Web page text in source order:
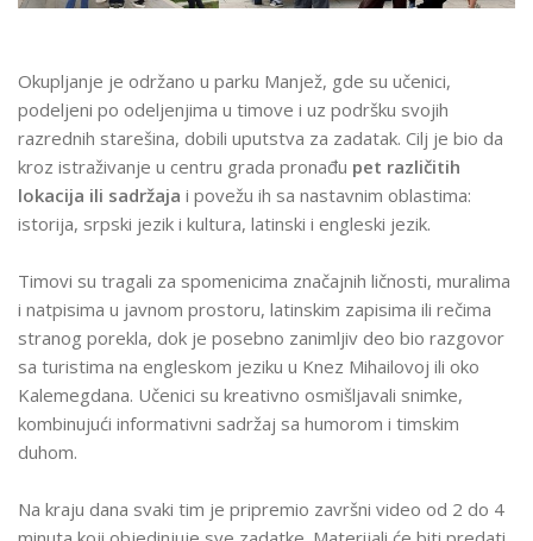
Okupljanje je održano u parku Manjež, gde su učenici,
podeljeni po odeljenjima u timove i uz podršku svojih
razrednih starešina, dobili uputstva za zadatak. Cilj je bio da
kroz istraživanje u centru grada pronađu pet različitih
lokacija ili sadržaja i povežu ih sa nastavnim oblastima:
istorija, srpski jezik i kultura, latinski i engleski jezik.
Timovi su tragali za spomenicima značajnih ličnosti, muralima
i natpisima u javnom prostoru, latinskim zapisima ili rečima
stranog porekla, dok je posebno zanimljiv deo bio razgovor
sa turistima na engleskom jeziku u Knez Mihailovoj ili oko
Kalemegdana. Učenici su kreativno osmišljavali snimke,
kombinujući informativni sadržaj sa humorom i timskim
duhom.
Na kraju dana svaki tim je pripremio završni video od 2 do 4